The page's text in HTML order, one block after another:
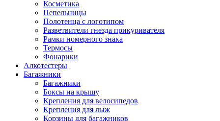
Косметика
Пепельницы
Полотенца с логотипом
Разветвители гнезда прикуривателя
Рамки номерного знака
Термосы
Фонарики
Алкотестеры
Багажники
Багажники
Боксы на крышу
Крепления для велосипедов
Крепления для лыж
Корзины для багажников